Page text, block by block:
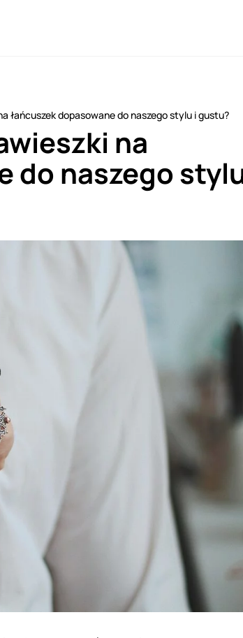
łańcuszek dopasowane do naszego stylu i gustu?
na
do naszego